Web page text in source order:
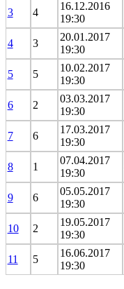
3 4
16.12.2016
19:30
4 3
20.01.2017
19:30
5 5
10.02.2017
19:30
6 2
03.03.2017
19:30
7 6
17.03.2017
19:30
8 1
07.04.2017
19:30
9 6
05.05.2017
19:30
10 2
19.05.2017
19:30
11 5
16.06.2017
19:30